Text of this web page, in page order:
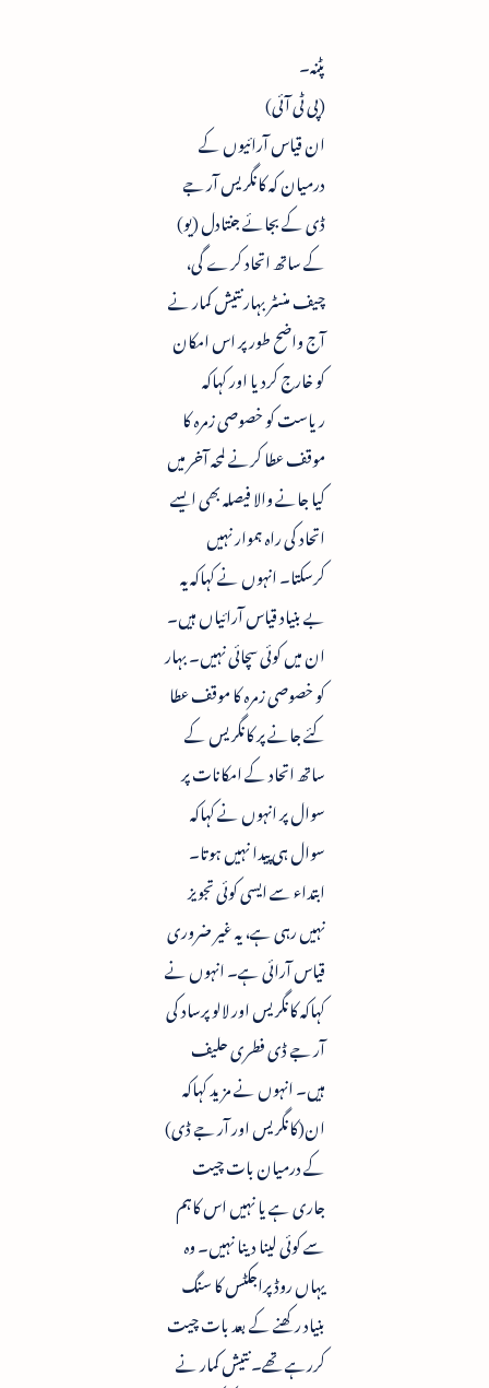
پٹنہ۔
(پی ٹی آئی)
ان قیاس آرائیوں کے
درمیان کہ کانگریس آر جے
ڈی کے بجائے جنتادل (یو)
کے ساتھ اتحاد کرے گی،
چیف منسٹر بہار نتیش کمار نے
آج واضح طورپر اس امکان
کو خارج کردیا اور کہاکہ
ریاست کو خصوصی زمرہ کا
موقف عطا کرنے لمحہ آخر میں
کیا جانے والا فیصلہ بھی ایسے
اتحاد کی راہ ہموار نہیں
کرسکتا۔ انہوں نے کہاکہ یہ
بے بنیاد قیاس آرائیاں ہیں۔
ان میں کوئی سچائی نہیں۔ بہار
کو خصوصی زمرہ کا موقف عطا
کئے جانے پر کانگریس کے
ساتھ اتحاد کے امکانات پر
سوال پر انہوں نے کہاکہ
سوال ہی پیدا نہیں ہوتا۔
ابتداء سے ایسی کوئی تجویز
نہیں رہی ہے، یہ غیر ضروری
قیاس آرائی ہے۔ انہوں نے
کہاکہ کانگریس اور لالو پرساد کی
آر جے ڈی فطری حلیف
ہیں۔ انہوں نے مزید کہاکہ
ان(کانگریس اور آر جے ڈی)
کے درمیان بات چیت
جاری ہے یا نہیں اس کاہم
سے کوئی لینا دینا نہیں۔ وہ
یہاں روڈ پراجکٹس کا سنگ
بنیاد رکھنے کے بعد بات چیت
کررہے تھے۔ نتیش کمار نے